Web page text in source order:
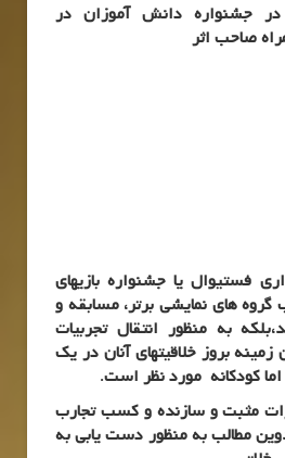
جشنواره دانش آموزان در
فستیوال یا جشنواره بازیهای
گروه های نمایشی برتر، مسابقه و
به منظور انتقال تجربیات
بروز خلاقیتهای آنان در یک
کودکانه مورد نظر است.
مثبت و سازنده و کسب تجارب
مطالب به منظور دست یابی به